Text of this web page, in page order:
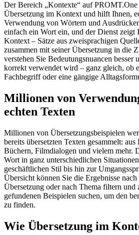
Der Bereich „Kontexte“ auf
Übersetzung im Kontext und hilft Ihnen,
Verwendung von Wörtern und
einfach ein Wort ein, und der Dienst zeigt
Kontext – Sätze aus zweisprachigen
zusammen mit seiner Übersetzung in die
verstehen Sie Bedeutungsnuancen besser
korrekt verwendet wird – ganz gleich, ob
Fachbegriff oder eine gängige
Millionen von
echten Texten
Millionen von Übersetzungsbeispielen
bereits übersetzten Texten gesammelt:
Büchern, Filmdialogen und vielem mehr.
Wort in ganz unterschiedlichen
geschäftlichen Stil bis hin zur
Übersicht können Sie die Ergebnisse nach
Übersetzung oder nach Thema filtern und
gefundenen Beispielen suchen, um den
zu finden.
Wie Übersetzung im